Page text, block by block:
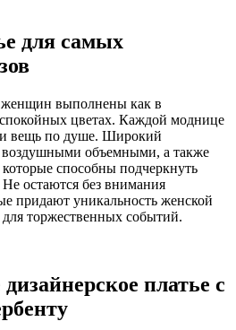
для самых
женщин выполнены как в
цветах. Каждой моднице
вещь по душе. Широкий
объемными, а также
способны подчеркнуть
остаются без внимания
придают уникальность женской
торжественных событий.
платье с